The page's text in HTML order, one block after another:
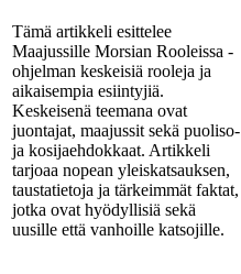
Tämä artikkeli esittelee
Maajussille Morsian Rooleissa -
ohjelman keskeisiä rooleja ja
aikaisempia esiintyjiä.
Keskeisenä teemana ovat
juontajat, maajussit sekä puoliso-
ja kosijaehdokkaat. Artikkeli
tarjoaa nopean yleiskatsauksen,
taustatietoja ja tärkeimmät faktat,
jotka ovat hyödyllisiä sekä
uusille että vanhoille katsojille.